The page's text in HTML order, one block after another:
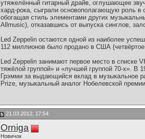
утяжелённый гитарный драйв, оглушающее
хард-рока, сыграли основополагающую роль в
обогащая стиль элементами других
Allmusic), отказавшись от выпуска синглов,
Led Zeppelin остаются одной из наиболее
112 миллионов было продано в США
Led Zeppelin занимают первое место в списке
тяжёлой группой» и «лучшей группой 70-х». В
Грэмми за выдающийся вклад в музыкальное
Prize, музыкальный аналог Нобелевской
21.03.2012, 17:54
Orniga
Новичок